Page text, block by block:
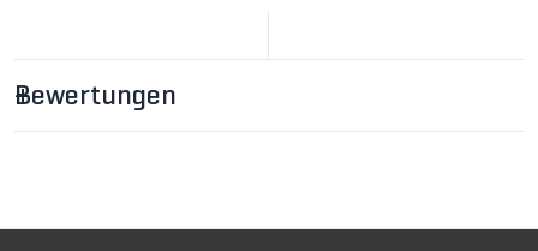
Bewertungen